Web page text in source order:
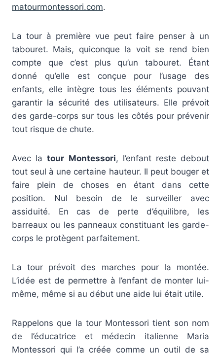
matourmontessori.com.
La tour à première vue peut faire penser à un
tabouret. Mais, quiconque la voit se rend bien
compte que c’est plus qu’un tabouret. Étant
donné qu’elle est conçue pour l’usage des
enfants, elle intègre tous les éléments pouvant
garantir la sécurité des utilisateurs. Elle prévoit
des garde-corps sur tous les côtés pour prévenir
tout risque de chute.
Avec latour Montessori, l’enfant reste debout
tout seul à une certaine hauteur. Il peut bouger et
faire plein de choses en étant dans cette
position. Nul besoin de le surveiller avec
assiduité. En cas de perte d’équilibre, les
barreaux ou les panneaux constituant les garde-
corps le protègent parfaitement.
La tour prévoit des marches pour la montée.
L’idée est de permettre à l’enfant de monter lui-
même, même si au début une aide lui était utile.
Rappelons que la tour Montessori tient son nom
de l’éducatrice et médecin italienne Maria
Montessori qui l’a créée comme un outil de sa